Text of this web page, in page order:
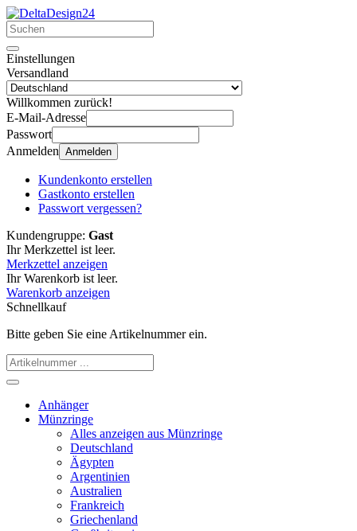
Einstellungen
Versandland
Willkommen zurück!
E-Mail-Adresse
Passwort
Anmelden Anmelden
Kundenkonto erstellen
Gastkonto erstellen
Passwort vergessen?
Kundengruppe: Gast
Ihr Merkzettel ist leer.
Merkzettel anzeigen
Ihr Warenkorb ist leer.
Warenkorb anzeigen
Schnellkauf
Bitte geben Sie eine Artikelnummer ein.
Anhänger
Münzringe
Alles anzeigen aus Münzringe
Deutschland
Ägypten
Argentinien
Australien
Frankreich
Griechenland